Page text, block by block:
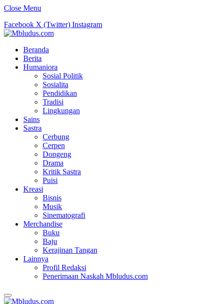
Close Menu
Facebook X (Twitter) Instagram
Beranda
Berita
Humaniora
Sosial Politik
Sosialita
Pendidikan
Tradisi
Lingkungan
Sains
Sastra
Cerbung
Cerpen
Dongeng
Drama
Kritik Sastra
Puisi
Kreasi
Bisnis
Musik
Sinematografi
Merchandise
Buku
Baju
Kerajinan Tangan
Lainnya
Profil Redaksi
Penerimaan Naskah Mbludus.com